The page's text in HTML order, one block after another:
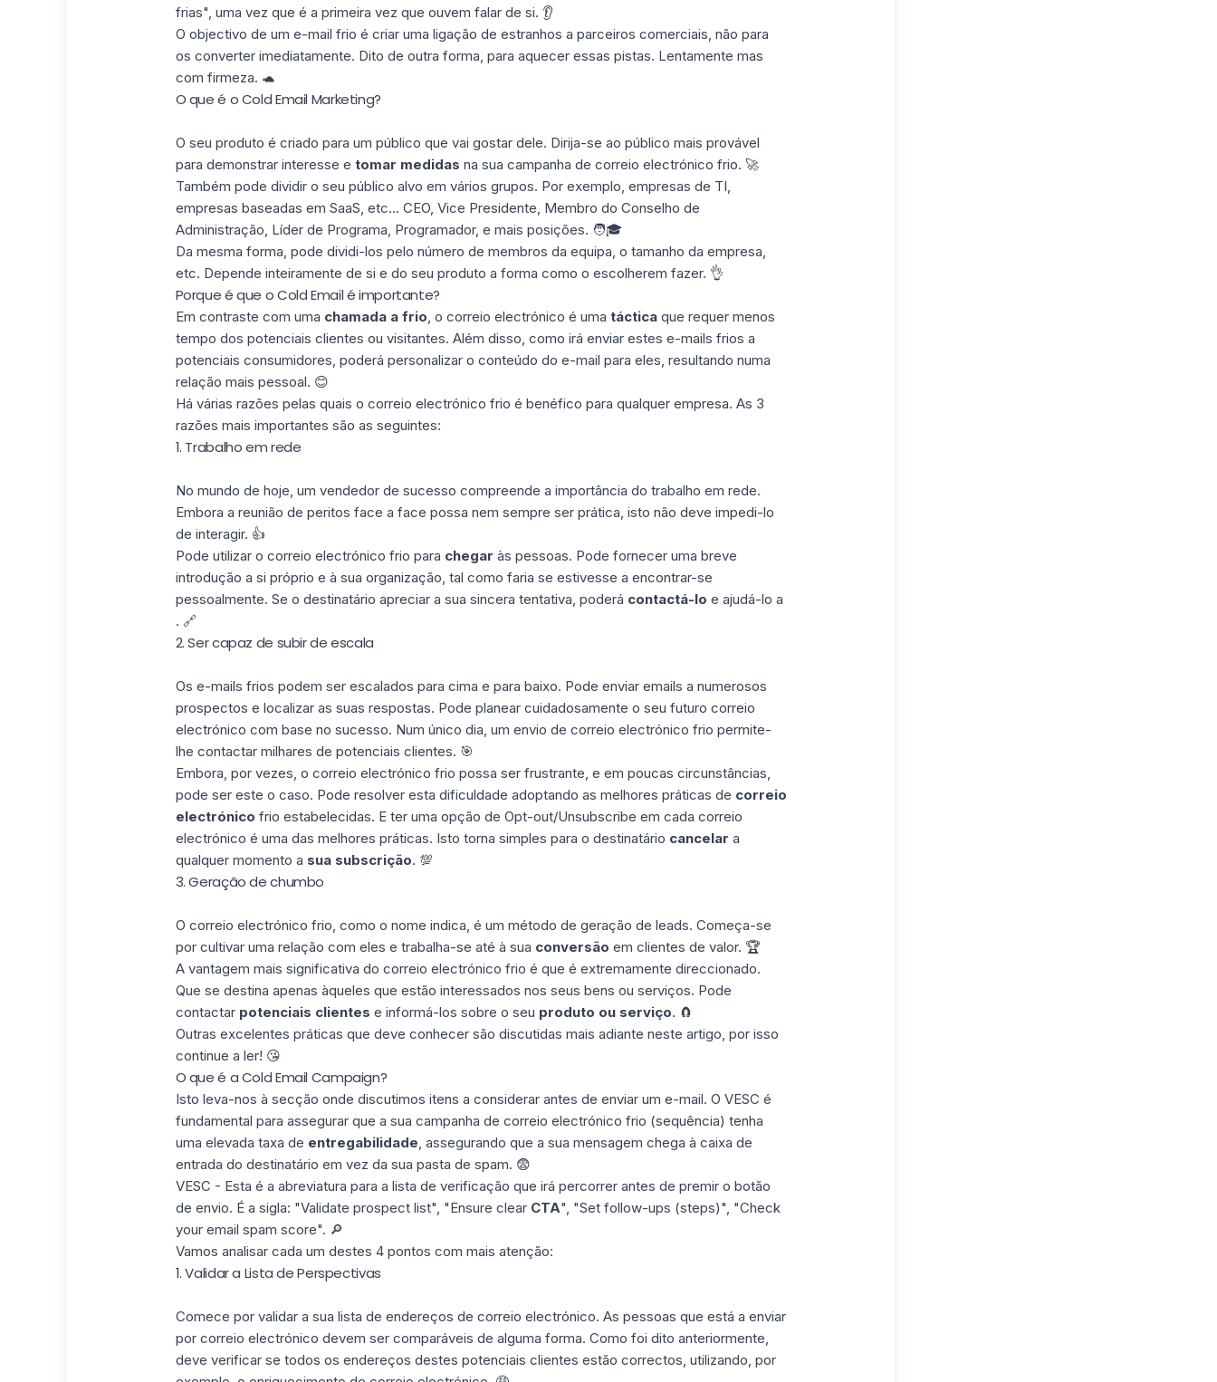
frias", uma vez que é a primeira vez que ouvem falar de si. 👂
O objectivo de um e-mail frio é criar uma ligação de estranhos a parceiros comerciais, não para
os converter imediatamente. Dito de outra forma, para aquecer essas pistas. Lentamente mas
com firmeza. 🐢
O que é o Cold Email Marketing?
O seu produto é criado para um público que vai gostar dele. Dirija-se ao público mais provável
para demonstrar interesse e tomar medidas na sua campanha de correio electrónico frio. 🚀
Também pode dividir o seu público alvo em vários grupos. Por exemplo, empresas de TI,
empresas baseadas em SaaS, etc... CEO, Vice Presidente, Membro do Conselho de
Administração, Líder de Programa, Programador, e mais posições. 🧑🎓
Da mesma forma, pode dividi-los pelo número de membros da equipa, o tamanho da empresa,
etc. Depende inteiramente de si e do seu produto a forma como o escolherem fazer. 👌
Porque é que o Cold Email é importante?
Em contraste com uma chamada a frio, o correio electrónico é uma tácticaque requer menos
tempo dos potenciais clientes ou visitantes. Além disso, como irá enviar estes e-mails frios a
potenciais consumidores, poderá personalizar o conteúdo do e-mail para eles, resultando numa
relação mais pessoal. 😊
Há várias razões pelas quais o correio electrónico frio é benéfico para qualquer empresa. As 3
razões mais importantes são as seguintes:
1. Trabalho em rede
No mundo de hoje, um vendedor de sucesso compreende a importância do trabalho em rede.
Embora a reunião de peritos face a face possa nem sempre ser prática, isto não deve impedi-lo
de interagir. 👍
Pode utilizar o correio electrónico frio para chegar às pessoas. Pode fornecer uma breve
introdução a si próprio e à sua organização, tal como faria se estivesse a encontrar-se
pessoalmente. Se o destinatário apreciar a sua sincera tentativa, poderá contactá-lo e ajudá-lo a
. 🔗
2. Ser capaz de subir de escala
Os e-mails frios podem ser escalados para cima e para baixo. Pode enviar emails a numerosos
prospectos e localizar as suas respostas. Pode planear cuidadosamente o seu futuro correio
electrónico com base no sucesso. Num único dia, um envio de correio electrónico frio permite-
lhe contactar milhares de potenciais clientes. 🎯
Embora, por vezes, o correio electrónico frio possa ser frustrante, e em poucas circunstâncias,
pode ser este o caso. Pode resolver esta dificuldade adoptando as melhores práticas de correio
electrónico frio estabelecidas. E ter uma opção de Opt-out/Unsubscribe em cada correio
electrónico é uma das melhores práticas. Isto torna simples para o destinatário cancelar a
qualquer momento a sua subscrição. 💯
3. Geração de chumbo
O correio electrónico frio, como o nome indica, é um método de geração de leads. Começa-se
por cultivar uma relação com eles e trabalha-se até à sua conversão em clientes de valor. 🏆
A vantagem mais significativa do correio electrónico frio é que é extremamente direccionado.
Que se destina apenas àqueles que estão interessados nos seus bens ou serviços. Pode
contactar potenciais clientes e informá-los sobre o seu produto ou serviço. 🧲
Outras excelentes práticas que deve conhecer são discutidas mais adiante neste artigo, por isso
continue a ler! 😘
O que é a Cold Email Campaign?
Isto leva-nos à secção onde discutimos itens a considerar antes de enviar um e-mail. O VESC é
fundamental para assegurar que a sua campanha de correio electrónico frio (sequência) tenha
uma elevada taxa de entregabilidade, assegurando que a sua mensagem chega à caixa de
entrada do destinatário em vez da sua pasta de spam. 😨
VESC - Esta é a abreviatura para a lista de verificação que irá percorrer antes de premir o botão
de envio. É a sigla: "Validate prospect list", "Ensure clear CTA", "Set follow-ups (steps)", "Check
your email spam score". 🔎
Vamos analisar cada um destes 4 pontos com mais atenção:
1. Validar a Lista de Perspectivas
Comece por validar a sua lista de endereços de correio electrónico. As pessoas que está a enviar
por correio electrónico devem ser comparáveis de alguma forma. Como foi dito anteriormente,
deve verificar se todos os endereços destes potenciais clientes estão correctos, utilizando, por